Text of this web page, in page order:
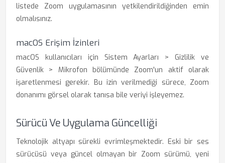
listede Zoom uygulamasının yetkilendirildiğinden emin
olmalısınız.
macOS Erişim İzinleri
macOS kullanıcıları için Sistem Ayarları > Gizlilik ve
Güvenlik > Mikrofon bölümünde Zoom'un aktif olarak
işaretlenmesi gerekir. Bu izin verilmediği sürece, Zoom
donanımı görsel olarak tanısa bile veriyi işleyemez.
Sürücü Ve Uygulama Güncelliği
Teknolojik altyapı sürekli evrimleşmektedir. Eski bir ses
sürücüsü veya güncel olmayan bir Zoom sürümü, yeni